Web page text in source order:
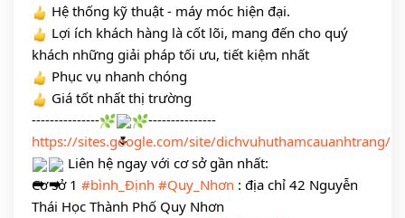
Hệ thống kỹ thuật - máy móc hiện đại.
Lợi ích khách hàng là cốt lõi, mang đến cho quý
khách những giải pháp tối ưu, tiết kiệm nhất
Phục vụ nhanh chóng
Giá tốt nhất thị trường
---------------
---------------
https://sites.google.com/site/dichvuhuthamcauanhtrang/
Liên hệ ngay với cơ sở gần nhất:
Cơ sở 1 #bình_Định #Quy_Nhơn : địa chỉ 42 Nguyễn
Thái Học Thành Phố Quy Nhơn